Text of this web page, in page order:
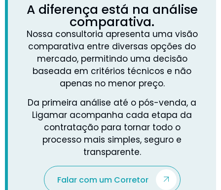
A diferença está na análise
comparativa.
Nossa consultoria apresenta uma visão
comparativa entre diversas opções do
mercado, permitindo uma decisão
baseada em critérios técnicos e não
apenas no menor preço.
Da primeira análise até o pós-venda, a
Ligamar acompanha cada etapa da
contratação para tornar todo o
processo mais simples, seguro e
transparente.
Falar com um Corretor